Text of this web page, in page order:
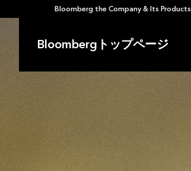
to
Bloomberg the Company & Its Products
Bloombergトップページ